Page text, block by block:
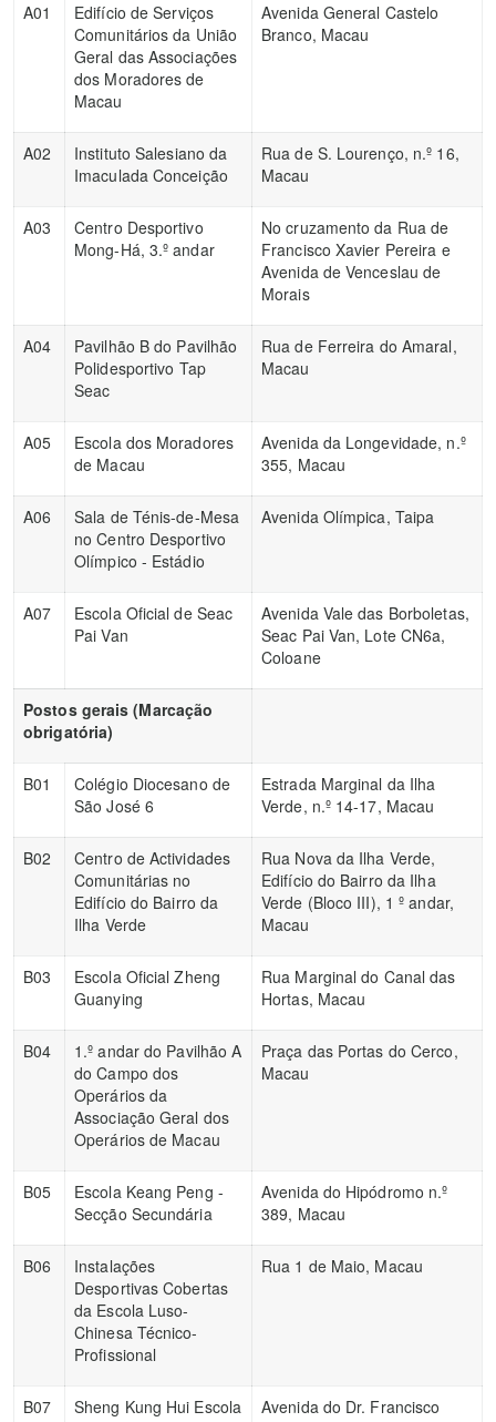
A01
Edifício de Serviços
Comunitários da União
Geral das Associações
dos Moradores de
Macau
Avenida General Castelo
Branco, Macau
A02
Instituto Salesiano da
Imaculada Conceição
Rua de S. Lourenço, n.º 16,
Macau
A03
Centro Desportivo
Mong-Há, 3.º andar
No cruzamento da Rua de
Francisco Xavier Pereira e
Avenida de Venceslau de
Morais
A04
Pavilhão B do Pavilhão
Polidesportivo Tap
Seac
Rua de Ferreira do Amaral,
Macau
A05
Escola dos Moradores
de Macau
Avenida da Longevidade, n.º
355, Macau
A06
Sala de Ténis-de-Mesa
no Centro Desportivo
Olímpico - Estádio
Avenida Olímpica, Taipa
A07
Escola Oficial de Seac
Pai Van
Avenida Vale das Borboletas,
Seac Pai Van, Lote CN6a,
Coloane
Postos gerais (Marcação
obrigatória)
B01
Colégio Diocesano de
São José 6
Estrada Marginal da Ilha
Verde, n.º 14-17, Macau
B02
Centro de Actividades
Comunitárias no
Edifício do Bairro da
Ilha Verde
Rua Nova da Ilha Verde,
Edifício do Bairro da Ilha
Verde (Bloco III), 1 º andar,
Macau
B03
Escola Oficial Zheng
Guanying
Rua Marginal do Canal das
Hortas, Macau
B04
1.º andar do Pavilhão A
do Campo dos
Operários da
Associação Geral dos
Operários de Macau
Praça das Portas do Cerco,
Macau
B05
Escola Keang Peng -
Secção Secundária
Avenida do Hipódromo n.º
389, Macau
B06
Instalações
Desportivas Cobertas
da Escola Luso-
Chinesa Técnico-
Profissional
Rua 1 de Maio, Macau
B07
Sheng Kung Hui Escola
Avenida do Dr. Francisco